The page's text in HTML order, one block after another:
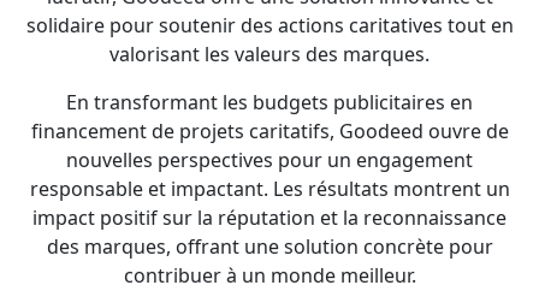
solidaire pour soutenir des actions caritatives tout en
valorisant les valeurs des marques.
En transformant les budgets publicitaires en
financement de projets caritatifs, Goodeed ouvre de
nouvelles perspectives pour un engagement
responsable et impactant. Les résultats montrent un
impact positif sur la réputation et la reconnaissance
des marques, offrant une solution concrète pour
contribuer à un monde meilleur.